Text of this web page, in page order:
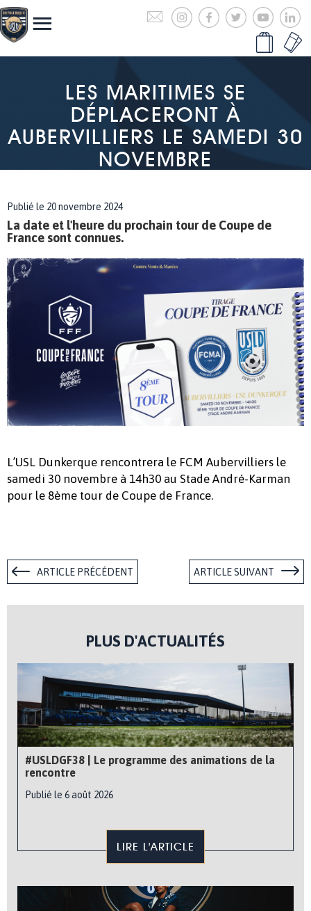
LES MARITIMES SE
DÉPLACERONT À
AUBERVILLIERS LE SAMEDI 30
NOVEMBRE
Publié le 20 novembre 2024
La date et l'heure du prochain tour de Coupe de
France sont connues.
L’USL Dunkerque rencontrera le FCM Aubervilliers le
samedi 30 novembre à 14h30 au Stade André-Karman
pour le 8ème tour de Coupe de France.
ARTICLE PRÉCÉDENT ARTICLE SUIVANT
PLUS D'ACTUALITÉS
#USLDGF38 | Le programme des animations de la
rencontre
Publié le 6 août 2026
LIRE L'ARTICLE